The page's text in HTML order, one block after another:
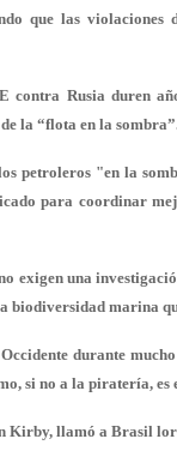
que las
contra Rusia duren
la “flota en la
petroleros "en la
para coordinar
exigen una
biodiversidad marina
durante
si no a la piratería, es
Kirby, llamó a Brasil